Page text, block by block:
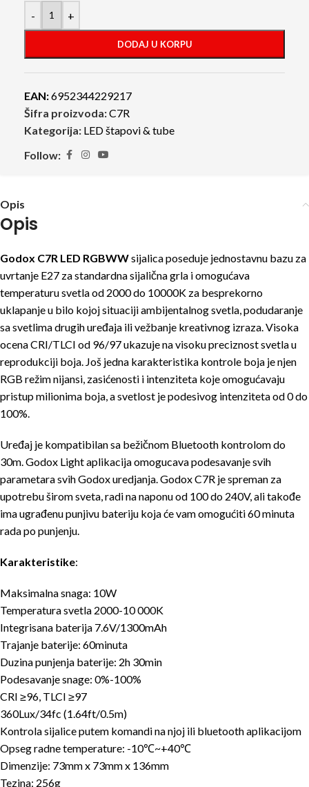
- +
DODAJ U KORPU
EAN:6952344229217
Šifra proizvoda:C7R
Kategorija: LED štapovi & tube
Follow:
Opis
Opis
Godox C7R LED RGBWWsijalica poseduje jednostavnu bazu za
uvrtanje E27 za standardna sijalična grla i omogućava
temperaturu svetla od 2000 do 10000K za besprekorno
uklapanje u bilo kojoj situaciji ambijentalnog svetla, podudaranje
sa svetlima drugih uređaja ili vežbanje kreativnog izraza. Visoka
ocena CRI/TLCI od 96/97 ukazuje na visoku preciznost svetla u
reprodukciji boja. Još jedna karakteristika kontrole boja je njen
RGB režim nijansi, zasićenosti i intenziteta koje omogućavaju
pristup milionima boja, a svetlost je podesivog intenziteta od 0 do
100%.
Uređaj je kompatibilan sa bežičnom Bluetooth kontrolom do
30m. Godox Light aplikacija omogucava podesavanje svih
parametara svih Godox uredjanja. Godox C7R je spreman za
upotrebu širom sveta, radi na naponu od 100 do 240V, ali takođe
ima ugrađenu punjivu bateriju koja će vam omogućiti 60 minuta
rada po punjenju.
Karakteristike:
Maksimalna snaga: 10W
Temperatura svetla 2000-10 000K
Integrisana baterija 7.6V/1300mAh
Trajanje baterije: 60minuta
Duzina punjenja baterije: 2h 30min
Podesavanje snage: 0%-100%
CRI ≥96, TLCI ≥97
360Lux/34fc (1.64ft/0.5m)
Kontrola sijalice putem komandi na njoj ili bluetooth aplikacijom
Opseg radne temperature: -10℃~+40℃
Dimenzije: 73mm x 73mm x 136mm
Tezina: 256g